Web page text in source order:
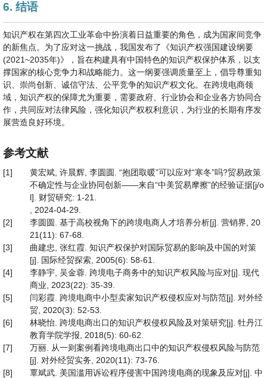
6. 结语
知识产权在第四次工业革命中扮演着日益重要的角色，成为国家间竞争
的新焦点。为了应对这一挑战，我国发布了《知识产权强国建设纲要
(2021~2035年)》，旨在构建具有中国特色的知识产权保护体系，以支
撑国家的核心竞争力和战略能力。这一纲要强调质量至上，倡导尊重知
识、崇尚创新、诚信守法、公平竞争的知识产权文化。在跨境电商领
域，知识产权的保障尤为重要，需要政府、行业协会和企业各方协同合
作，共同应对法律风险，强化知识产权权利意识，为行业的长期有序发
展营造良好环境。
参考文献
[1]
黄宏斌, 许晨辉, 李圆圆. “抱团取暖”可以应对“寒冬”吗?贸易政策
不确定性与企业协同创新——来自“中美贸易摩擦”的经验证据[j/o
l]. 财贸研究: 1-21.
, 2024-04-29.
[2]
李圆圆. 基于高校视角下的跨境电商人才培养分析[j]. 营销界, 20
21(11): 67-68.
[3]
曲建忠, 张红霞. 知识产权保护对国际贸易的影响及中国的对策
[j]. 国际经贸探索, 2005(6): 58-61.
[4]
李静宇, 吴金蓉. 跨境电子商务中的知识产权风险与应对[j]. 现代
商业, 2023(22): 35-39.
[5]
闫彩霞. 跨境电商中小型卖家知识产权侵权应对与防范[j]. 对外经
贸, 2020(3): 52-53.
[6]
林晓怡. 跨境电商出口的知识产权侵权风险及对策研究[j]. 牡丹江
教育学院学报, 2018(5): 60-62.
[7]
万丽. 从一则案例看跨境电商出口中的知识产权侵权风险与防范
[j]. 对外经贸实务, 2020(11): 73-76.
[8]
覃斌武. 美国滥用诉讼程序侵害中国跨境电商的现象及应对[j]. 中